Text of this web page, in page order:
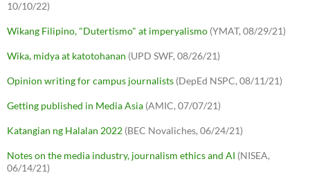
10/10/22)
Wikang Filipino, "Dutertismo" at imperyalismo (YMAT, 08/29/21)
Wika, midya at katotohanan (UPD SWF, 08/26/21)
Opinion writing for campus journalists (DepEd NSPC, 08/11/21)
Getting published in Media Asia (AMIC, 07/07/21)
Katangian ng Halalan 2022 (BEC Novaliches, 06/24/21)
Notes on the media industry, journalism ethics and AI (NISEA,
06/14/21)